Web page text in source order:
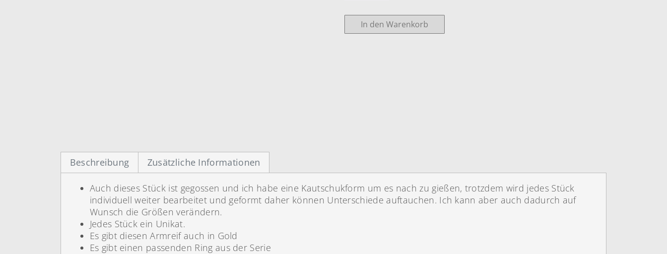
In den Warenkorb
Beschreibung Zusätzliche Informationen
Auch dieses Stück ist gegossen und ich habe eine Kautschukform um es nach zu gießen, trotzdem wird jedes Stück
individuell weiter bearbeitet und geformt daher können Unterschiede auftauchen. Ich kann aber auch dadurch auf
Wunsch die Größen verändern.
Jedes Stück ein Unikat.
Es gibt diesen Armreif auch in Gold
Es gibt einen passenden Ring aus der Serie